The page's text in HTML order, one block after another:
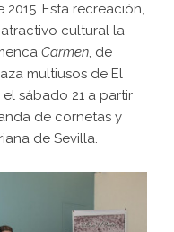
2015. Esta recreación,
cultural la
Carmen, de
multiusos de El
sábado 21 a partir
de cornetas y
de Sevilla.